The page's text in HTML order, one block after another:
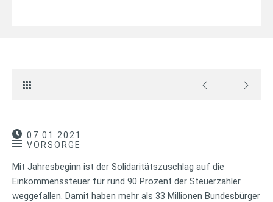
07.01.2021
VORSORGE
Mit Jahresbeginn ist der Solidaritätszuschlag auf die
Einkommenssteuer für rund 90 Prozent der Steuerzahler
weggefallen. Damit haben mehr als 33 Millionen Bundesbürger